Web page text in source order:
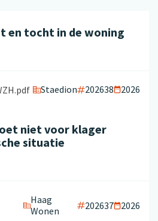
en tocht in de woning
Staedion 202638 2026
niet voor klager
situatie
Haag
Wonen
202637 2026